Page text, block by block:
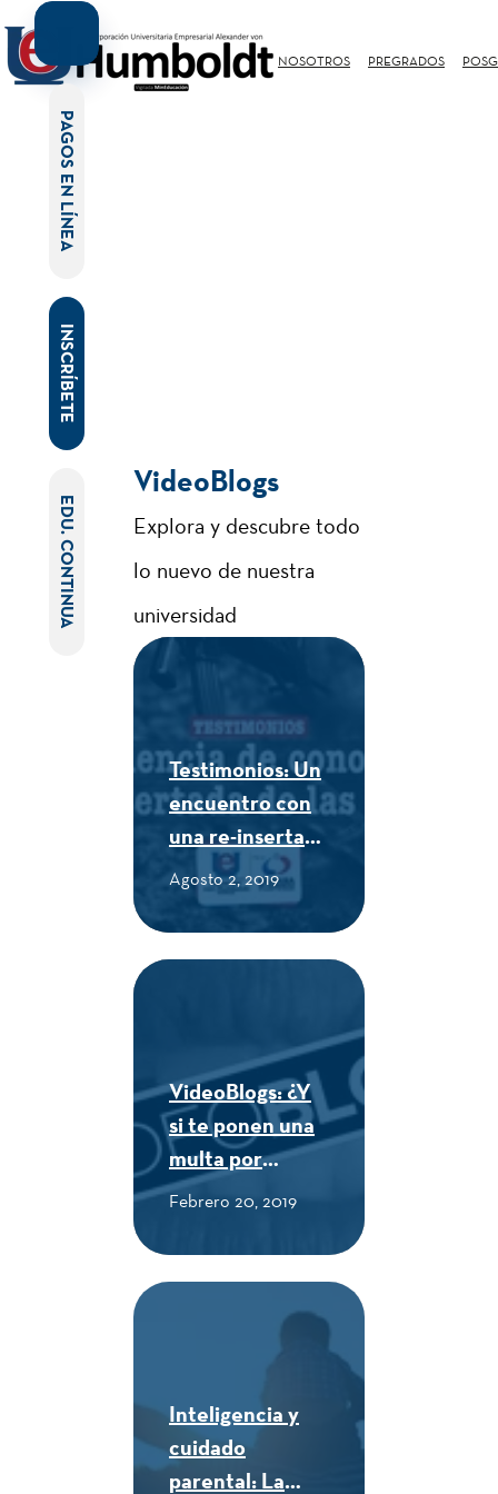
NOSOTROS PREGRADOS
VideoBlogs
Explora y descubre todo
lo nuevo de nuestra
universidad
Testimonios: Un
encuentro con
una re-insertada
de las FARC -
CUE Alexander
von Humboldt
Agosto 2, 2019
VideoBlogs: ¿Y
si te ponen una
multa por
comprar
calle? - CUE
Febrero 20, 2019
Inteligencia y
cuidado
parental: La
PAGOS EN LÍNEA
INSCRÍBETE
EDU. CONTINUA